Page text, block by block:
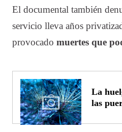
El documental también
servicio lleva años
provocado muertes que
La
las